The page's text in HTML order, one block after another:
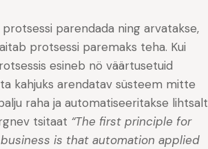
parendada ning arvatakse,
protsessi paremaks teha. Kui
esineb nö väärtusetuid
kahjuks arendatav süsteem mitte
raha ja automatiseeritakse lihtsalt
tsitaat “The first principle for
is that automation applied